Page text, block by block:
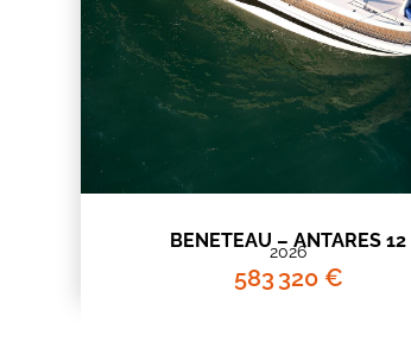
BENETEAU – ANTARES 12
2026
583 320 €